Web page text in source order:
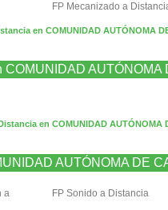
FP Mecanizado a
en COMUNIDAD AUTÓNOMA
AUTÓNOMA
en COMUNIDAD AUTÓNOMA
AUTÓNOMA DE
a
FP Sonido a Distancia